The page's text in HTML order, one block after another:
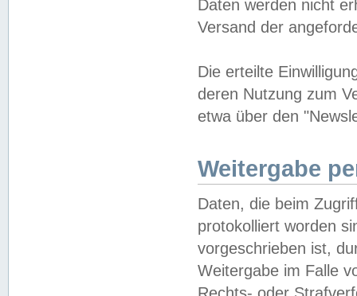
Daten werden nicht
Versand der
Die erteilte
deren Nutzung zum
etwa über den
Weitergabe
Daten, die beim
protokolliert worden
vorgeschrieben ist,
Weitergabe im Falle